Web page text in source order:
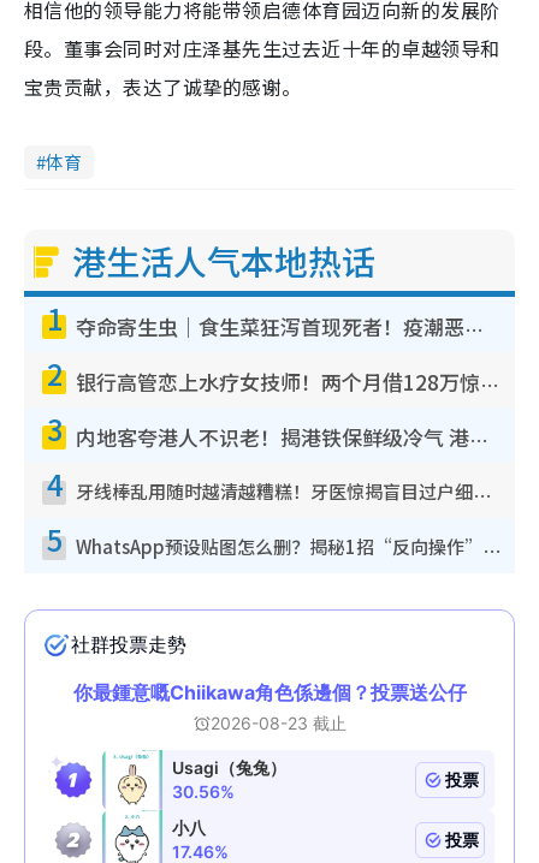
相信他的领导能力将能带领启德体育园迈向新的发展阶
段。董事会同时对庄泽基先生过去近十年的卓越领导和
宝贵贡献，表达了诚挚的感谢。
体育
港生活人气本地热话
1 夺命寄生虫｜食生菜狂泻首现死者！疫潮恶化录1.8万宗病例 揭洗菜3大谬误
2 银行高管恋上水疗女技师！两个月借128万惊觉“沉船”沉落火海 揭背后疑似邪教操控卖淫
3 内地客夸港人不识老！揭港铁保鲜级冷气 港人求放过：别投诉
4 牙线棒乱用随时越清越糟糕！牙医惊揭盲目过户细菌恐致蛀牙：这种才是日常真保养
5 WhatsApp预设贴图怎么删？揭秘1招“反向操作”还原简洁界面 附3步实测教程